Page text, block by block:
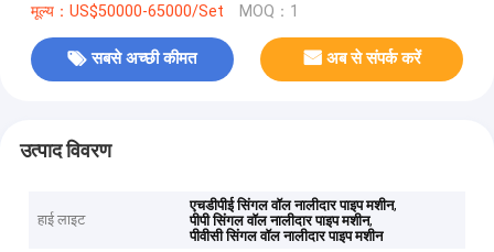
मूल्य：US$50000-65000/Set MOQ：1
सबसे अच्छी कीमत अब से संपर्क करें
उत्पाद विवरण
हाई लाइट
एचडीपीई सिंगल वॉल नालीदार पाइप मशीन,
पीपी सिंगल वॉल नालीदार पाइप मशीन,
पीवीसी सिंगल वॉल नालीदार पाइप मशीन